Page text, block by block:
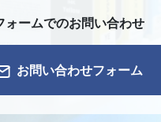
ォームでのお問い合わせ
お問い合わせフォーム